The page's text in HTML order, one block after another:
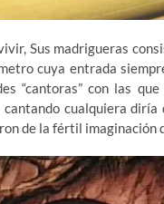
Sus madrigueras
cuya entrada
“cantoras” con las
cualquiera
de la fértil imaginación